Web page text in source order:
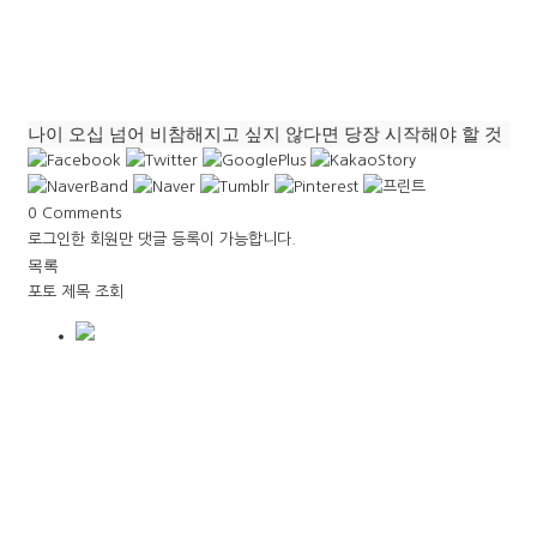
나이 오십 넘어 비참해지고 싶지 않다면 당장 시작해야 할 것
0 Comments
로그인한 회원만 댓글 등록이 가능합니다.
목록
포토 제목 조회